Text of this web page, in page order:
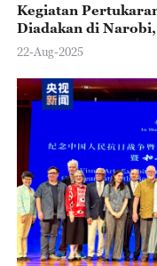
Kegiatan
Diadakan di Narobi,
22-Aug-2025